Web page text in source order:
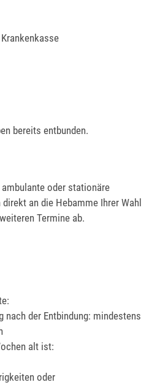
bereits entbunden.
oder stationäre
an die Hebamme Ihrer Wahl
Termine ab.
nach der Entbindung: mindestens
alt ist:
oder